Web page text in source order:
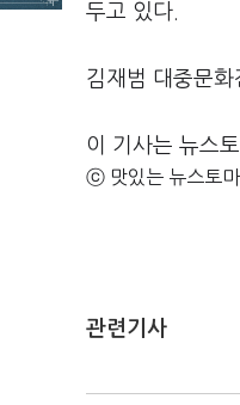
두고 있다.
김재범 대중문
이 기사는 뉴스
ⓒ 맛있는 뉴스토마
관련기사